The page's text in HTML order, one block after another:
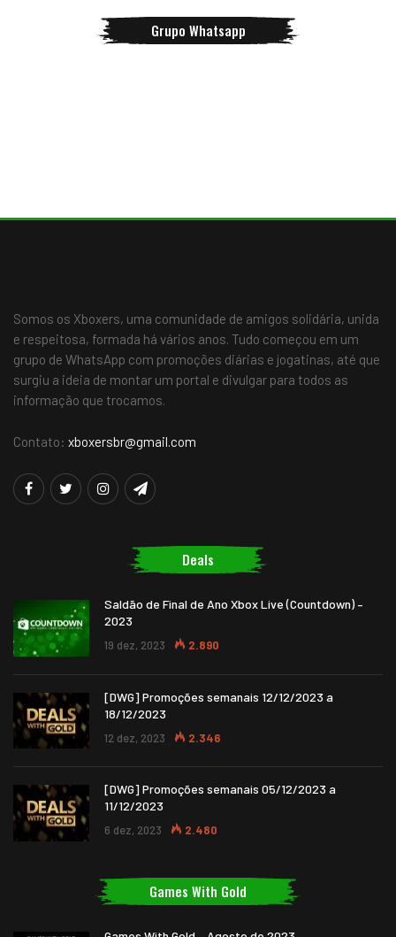
Grupo Whatsapp
Somos os Xboxers, uma comunidade de amigos solidária, unida
e respeitosa, formada há vários anos. Tudo começou em um
grupo de WhatsApp com promoções diárias e jogatinas, até que
surgiu a ideia de montar um portal e divulgar para todos as
informação que trocamos.
Contato: xboxersbr@gmail.com
Deals
Saldão de Final de Ano Xbox Live (Countdown) –
2023
19 dez, 2023 2.890
[DWG] Promoções semanais 12/12/2023 a
18/12/2023
12 dez, 2023 2.346
[DWG] Promoções semanais 05/12/2023 a
11/12/2023
6 dez, 2023 2.480
Games With Gold